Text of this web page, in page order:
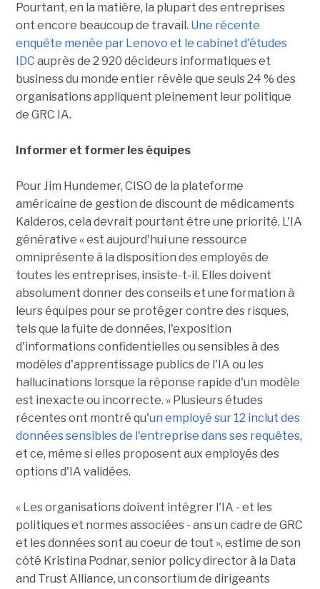
Pourtant, en la matière, la plupart des entreprises
ont encore beaucoup de travail. Une récente
enquête menée par Lenovo et le cabinet d'études
IDC auprès de 2 920 décideurs informatiques et
business du monde entier révèle que seuls 24 % des
organisations appliquent pleinement leur politique
de GRC IA.
Informer et former les équipes
Pour Jim Hundemer, CISO de la plateforme
américaine de gestion de discount de médicaments
Kalderos, cela devrait pourtant être une priorité. L'IA
générative « est aujourd'hui une ressource
omniprésente à la disposition des employés de
toutes les entreprises, insiste-t-il. Elles doivent
absolument donner des conseils et une formation à
leurs équipes pour se protéger contre des risques,
tels que la fuite de données, l'exposition
d'informations confidentielles ou sensibles à des
modèles d'apprentissage publics de l'IA ou les
hallucinations lorsque la réponse rapide d'un modèle
est inexacte ou incorrecte. » Plusieurs études
récentes ont montré qu'un employé sur 12 inclut des
données sensibles de l'entreprise dans ses requêtes,
et ce, même si elles proposent aux employés des
options d'IA validées.
« Les organisations doivent intégrer l'IA - et les
politiques et normes associées - ans un cadre de GRC
et les données sont au coeur de tout », estime de son
côté Kristina Podnar, senior policy director à la Data
and Trust Alliance, un consortium de dirigeants